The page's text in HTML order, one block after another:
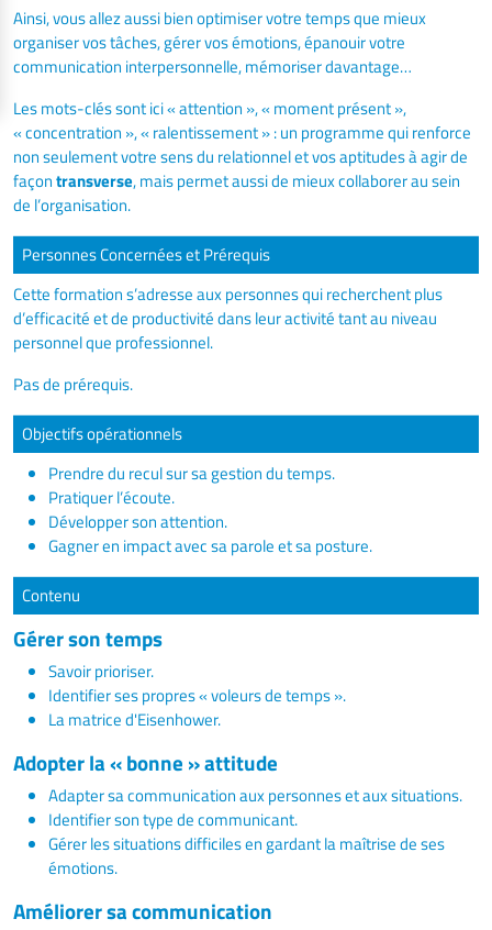
Ainsi, vous allez aussi bien optimiser votre temps que mieux
organiser vos tâches, gérer vos émotions, épanouir votre
communication interpersonnelle, mémoriser davantage…
Les mots-clés sont ici « attention », « moment présent »,
« concentration », « ralentissement » : un programme qui renforce
non seulement votre sens du relationnel et vos aptitudes à agir de
façontransverse, mais permet aussi de mieux collaborer au sein
de l’organisation.
Personnes Concernées et Prérequis
Cette formation s’adresse aux personnes qui recherchent plus
d’efficacité et de productivité dans leur activité tant au niveau
personnel que professionnel.
Pas de prérequis.
Objectifs opérationnels
Prendre du recul sur sa gestion du temps.
Pratiquer l’écoute.
Développer son attention.
Gagner en impact avec sa parole et sa posture.
Contenu
Gérer son temps
Savoir prioriser.
Identifier ses propres « voleurs de temps ».
La matrice d'Eisenhower.
Adopter la « bonne » attitude
Adapter sa communication aux personnes et aux situations.
Identifier son type de communicant.
Gérer les situations difficiles en gardant la maîtrise de ses
émotions.
Améliorer sa communication